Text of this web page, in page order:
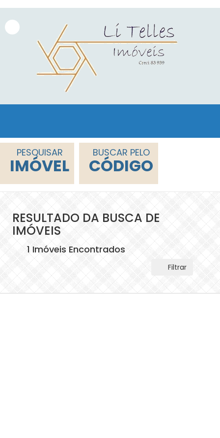
PESQUISAR
IMÓVEL
BUSCAR PELO
CÓDIGO
RESULTADO DA BUSCA DE
IMÓVEIS
1 Imóveis Encontrados
Filtrar